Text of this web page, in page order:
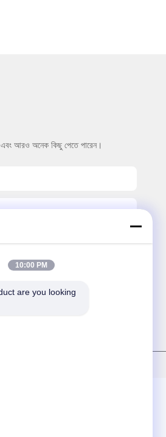
এবং আরও অনেক কিছু পেতে পারেন।
10:00 PM
are you looking